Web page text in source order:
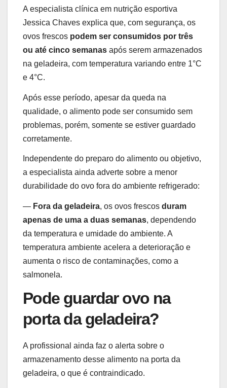
A especialista clínica em nutrição esportiva
Jessica Chaves explica que, com segurança, os
ovos frescos podem ser consumidos por três
ou até cinco semanas após serem armazenados
na geladeira, com temperatura variando entre 1°C
e 4°C.
Após esse período, apesar da queda na
qualidade, o alimento pode ser consumido sem
problemas, porém, somente se estiver guardado
corretamente.
Independente do preparo do alimento ou objetivo,
a especialista ainda adverte sobre a menor
durabilidade do ovo fora do ambiente refrigerado:
— Fora da geladeira, os ovos frescos duram
apenas de uma a duas semanas, dependendo
da temperatura e umidade do ambiente. A
temperatura ambiente acelera a deterioração e
aumenta o risco de contaminações, como a
salmonela.
Pode guardar ovo na
porta da geladeira?
A profissional ainda faz o alerta sobre o
armazenamento desse alimento na porta da
geladeira, o que é contraindicado.